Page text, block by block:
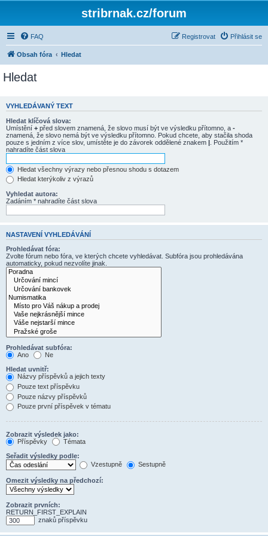
stribrnak.cz/forum
FAQ Přihlásit se
Registrovat
Obsah fóra Hledat
Hledat
VYHLEDÁVANÝ TEXT
Hledat klíčová slova:
Umístění + před slovem znamená, že slovo musí být ve výsledku přítomno, a -
znamená, že slovo nemá být ve výsledku přítomno. Pokud chcete, aby stačila shoda
pouze s jedním z více slov, umístěte je do závorek oddělené znakem | . Použitím *
nahradíte část slova
Hledat všechny výrazy nebo přesnou shodu s dotazem
Hledat kterýkoliv z výrazů
Vyhledat autora:
Zadáním * nahradíte část slova
NASTAVENÍ VYHLEDÁVÁNÍ
Prohledávat fóra:
Zvolte fórum nebo fóra, ve kterých chcete vyhledávat. Subfóra jsou prohledávána
automaticky, pokud nezvolíte jinak.
Prohledávat subfóra:
Ano
Ne
Hledat uvnitř:
Názvy příspěvků a jejich texty
Pouze text příspěvku
Pouze názvy příspěvků
Pouze první příspěvek v tématu
Zobrazit výsledek jako:
Příspěvky
Témata
Seřadit výsledky podle:
Vzestupně
Sestupně
Omezit výsledky na předchozí:
Zobrazit prvních:
RETURN_FIRST_EXPLAIN
znaků příspěvku